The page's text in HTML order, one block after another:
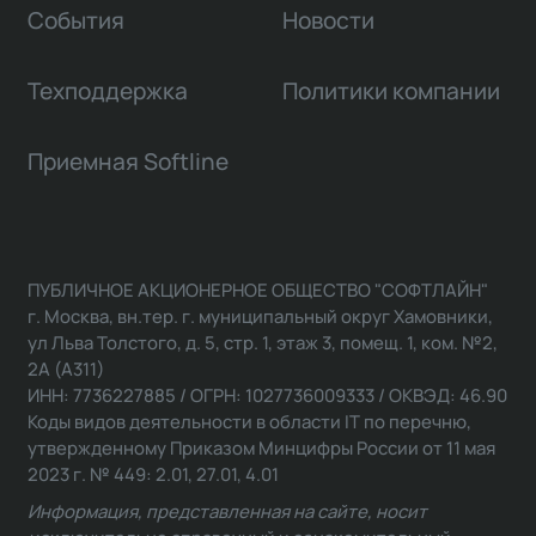
События Новости
Техподдержка Политики компании
Приемная Softline
ПУБЛИЧНОЕ АКЦИОНЕРНОЕ ОБЩЕСТВО "СОФТЛАЙН"
г. Москва, вн.тер. г. муниципальный округ Хамовники,
ул Льва Толстого, д. 5, стр. 1, этаж 3, помещ. 1, ком. №2,
2А (А311)
ИНН: 7736227885 / ОГРН: 1027736009333 / ОКВЭД: 46.90
Коды видов деятельности в области IT по перечню,
утвержденному Приказом Минцифры России от 11 мая
2023 г. № 449: 2.01, 27.01, 4.01
Информация, представленная на сайте, носит